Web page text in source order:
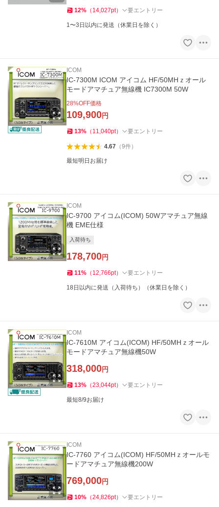
12% （ 14,027pt） 要エントリー
1〜3日以内に発送（休業日を除く）
ICOM
IC-7300M ICOM アイコム HF/50MHｚオール
モードアマチュア無線機 IC7300M 50W
28%OFF価格
109,900円
13% （ 11,040pt） 要エントリー
4.67（9件）
最短明日お届け
ICOM
IC-9700 アイコム(ICOM) 50Wアマチュア無線
機 EME仕様
入荷待ち
178,700円
11% （ 12,766pt） 要エントリー
18日以内に発送（入荷待ち）（休業日を除く）
ICOM
IC-7610M アイコム(ICOM) HF/50MHｚオール
モードアマチュア無線機50W
318,000円
13% （23,044pt） 要エントリー
最短8/9お届け
ICOM
IC-7760 アイコム(ICOM) HF/50MHｚオールモ
ードアマチュア無線機200W
769,000円
10% （24,826pt） 要エントリー